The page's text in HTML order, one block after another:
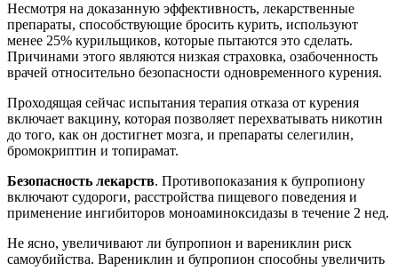
Несмотря на доказанную эффективность, лекарственные
препараты, способствующие бросить курить, используют
менее 25% курильщиков, которые пытаются это сделать.
Причинами этого являются низкая страховка, озабоченность
врачей относительно безопасности одновременного курения.
Проходящая сейчас испытания терапия отказа от курения
включает вакцину, которая позволяет перехватывать никотин
до того, как он достигнет мозга, и препараты селегилин,
бромокриптин и топирамат.
Безопасность лекарств. Противопоказания к бупропиону
включают судороги, расстройства пищевого поведения и
применение ингибиторов моноаминоксидазы в течение 2 нед.
Не ясно, увеличивают ли бупропион и варениклин риск
самоубийства. Варениклин и бупропион способны увеличить